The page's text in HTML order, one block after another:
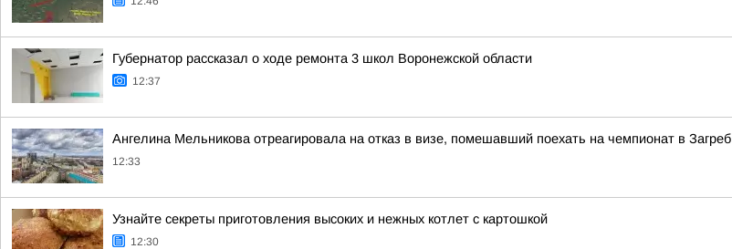
Губернатор рассказал о ходе ремонта 3 школ Воронежской области
12:37
Ангелина Мельникова отреагировала на отказ в визе, помешавший поехать на чемпионат в Загреб
12:33
Узнайте секреты приготовления высоких и нежных котлет с картошкой
12:30